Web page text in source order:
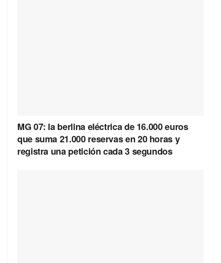
MG 07: la berlina eléctrica de 16.000 euros
que suma 21.000 reservas en 20 horas y
registra una petición cada 3 segundos